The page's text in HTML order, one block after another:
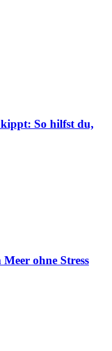
So hilfst du,
ohne Stress